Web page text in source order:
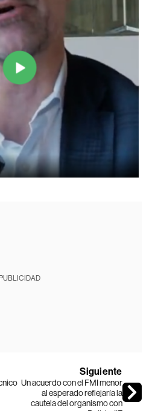
Siguiente
Un acuerdo con el FMI menor
al esperado reflejaría la
cautela del organismo con